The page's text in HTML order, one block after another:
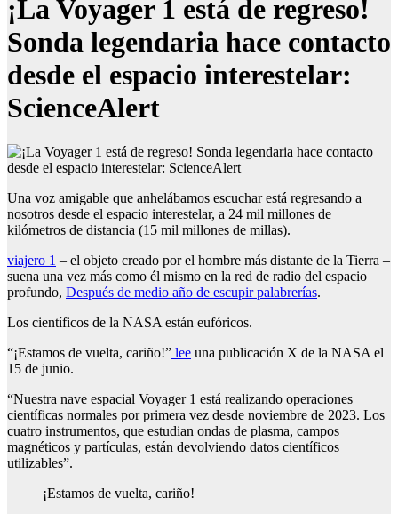
¡La Voyager 1 está de regreso!
Sonda legendaria hace contacto
desde el espacio interestelar:
ScienceAlert
Una voz amigable que anhelábamos escuchar está regresando a
nosotros desde el espacio interestelar, a 24 mil millones de
kilómetros de distancia (15 mil millones de millas).
viajero 1 – el objeto creado por el hombre más distante de la Tierra –
suena una vez más como él mismo en la red de radio del espacio
profundo, Después de medio año de escupir palabrerías.
Los científicos de la NASA están eufóricos.
“¡Estamos de vuelta, cariño!” lee una publicación X de la NASA el
15 de junio.
“Nuestra nave espacial Voyager 1 está realizando operaciones
científicas normales por primera vez desde noviembre de 2023. Los
cuatro instrumentos, que estudian ondas de plasma, campos
magnéticos y partículas, están devolviendo datos científicos
utilizables”.
¡Estamos de vuelta, cariño!